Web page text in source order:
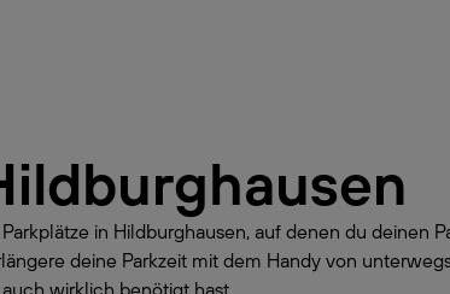
in Hildburghausen, auf denen du deinen
deine Parkzeit mit dem Handy von